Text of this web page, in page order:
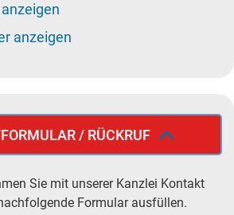
anzeigen
/ RÜCKRUF
Sie mit unserer Kanzlei Kontakt
Formular ausfüllen.